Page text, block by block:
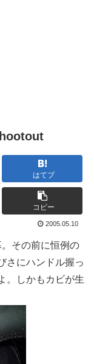
はてブ
コピー
2005.05.10
その前に恒例の
さにハンドル握っ
。しかもカビが生